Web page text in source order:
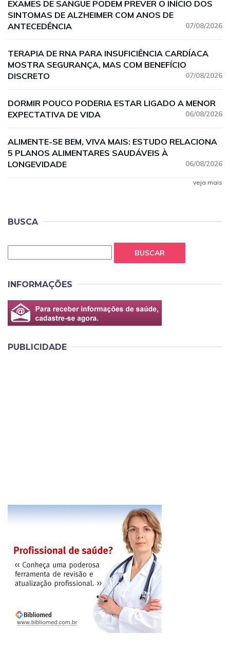
EXAMES DE SANGUE PODEM PREVER O INÍCIO DOS
SINTOMAS DE ALZHEIMER COM ANOS DE
ANTECEDÊNCIA
07/08/2026
TERAPIA DE RNA PARA INSUFICIÊNCIA CARDÍACA
MOSTRA SEGURANÇA, MAS COM BENEFÍCIO
DISCRETO
07/08/2026
DORMIR POUCO PODERIA ESTAR LIGADO A MENOR
EXPECTATIVA DE VIDA
06/08/2026
ALIMENTE-SE BEM, VIVA MAIS: ESTUDO RELACIONA
5 PLANOS ALIMENTARES SAUDÁVEIS À
LONGEVIDADE
06/08/2026
veja mais
BUSCA
BUSCAR
INFORMAÇÕES
PUBLICIDADE